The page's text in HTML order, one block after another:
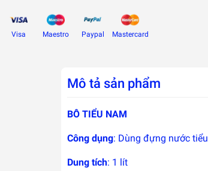
Visa Maestro Paypal Mastercard
Mô tả sản phẩm
BÔ TIỂU NAM
Công dụng: Dùng đựng nước tiểu
Dung tích: 1 lít